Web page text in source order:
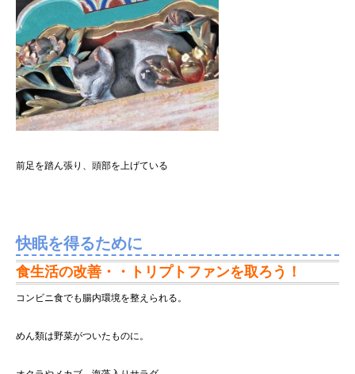
前足を踏ん張り、頭部を上げている
快眠を得るために
食生活の改善・・トリプトファンを取ろう！
コンビニ食でも腸内環境を整えられる。
めん類は野菜がついたものに。